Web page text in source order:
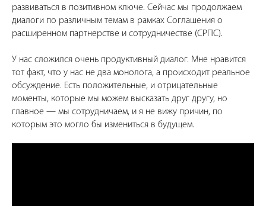
развиваться в позитивном ключе. Сейчас мы продолжаем
диалоги по различным темам в рамках Соглашения о
расширенном партнерстве и сотрудничестве (СРПС).
У нас сложился очень продуктивный диалог. Мне нравится
тот факт, что у нас не два монолога, а происходит реальное
обсуждение. Есть положительные, и отрицательные
моменты, которые мы можем высказать друг другу, но
главное — мы сотрудничаем, и я не вижу причин, по
которым это могло бы измениться в будущем.